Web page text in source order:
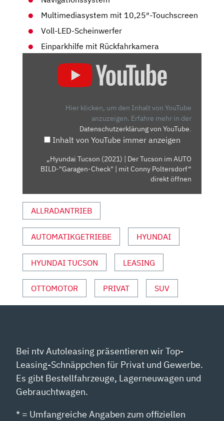
Multimediasystem mit 10,25″-Touchscreen
Voll-LED-Scheinwerfer
Einparkhilfe mit Rückfahrkamera
"GARAGEN-
CHECK"
CONNY
POLTERSDORF“
VON
YOUTUBE
Hier klicken, um den Inhalt von YouTube
anzuzeigen. Erfahre mehr in der
Datenschutzerklärung von YouTube.
Inhalt von YouTube immer anzeigen
„Hyundai Tucson (2021) | Der Tucson im AUTO
BILD-"Garagen-Check" | mit Conny Poltersdorf“
direkt öffnen
ALLRADANTRIEB
AUTOMATIKGETRIEBE HYUNDAI
HYUNDAI TUCSON LEASING
OTTOMOTOR PRIVAT SUV
Bei ntv Autoleasing präsentieren wir Top-
Leasing-Schnäppchen für Privat und Gewerbe.
Es gibt Bestellfahrzeuge, Lagerneuwagen und
Gebrauchtwagen.
* = Umfangreiche Angaben zum offiziellen